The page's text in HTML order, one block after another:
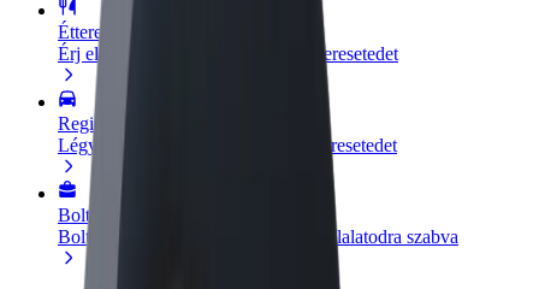
Étterem vagy üzlet hozzáadása
Érj el több felhasználót és növeld keresetedet
Regisztrálj flottatulajdonosként
Légy Bolt flottapartner és növeld keresetedet
Bolt for Business
Bolt termékek és szolgáltatások a vállalatodra szabva